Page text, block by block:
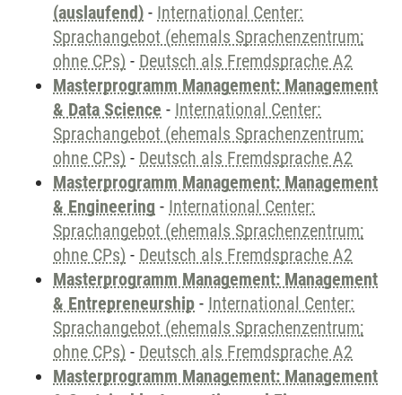
(auslaufend) - International Center:
Sprachangebot (ehemals Sprachenzentrum;
ohne CPs) - Deutsch als Fremdsprache A2
Masterprogramm Management: Management
& Data Science - International Center:
Sprachangebot (ehemals Sprachenzentrum;
ohne CPs) - Deutsch als Fremdsprache A2
Masterprogramm Management: Management
& Engineering - International Center:
Sprachangebot (ehemals Sprachenzentrum;
ohne CPs) - Deutsch als Fremdsprache A2
Masterprogramm Management: Management
& Entrepreneurship - International Center:
Sprachangebot (ehemals Sprachenzentrum;
ohne CPs) - Deutsch als Fremdsprache A2
Masterprogramm Management: Management